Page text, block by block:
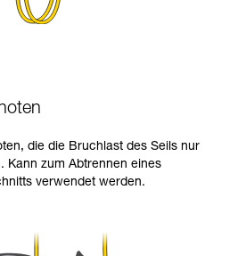
die die Bruchlast des Seils nur
Kann zum Abtrennen eines
verwendet werden.